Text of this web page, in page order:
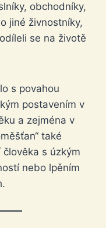
obchodníky,
jiné živnostníky,
se na životě
s povahou
postavením v
a zejména v
také
s úzkým
nebo lpěním